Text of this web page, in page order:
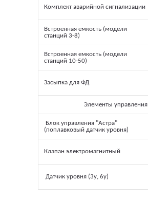
Комплект аварийной сигнализации
Встроенная емкость (модели
станций 3-8)
Встроенная емкость (модели
станций 10-50)
Засыпка для ФД
Элементы управления
Блок управления "Астра"
(поплавковый датчик уровня)
Клапан электромагнитный
Датчик уровня (3у, 6у)